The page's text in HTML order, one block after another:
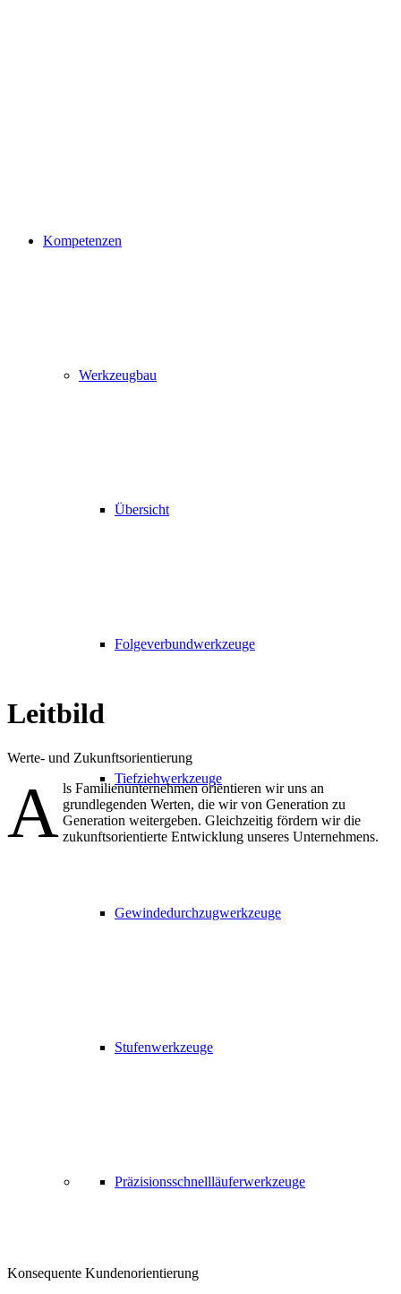
Kompetenzen
Werkzeugbau
Übersicht
Folgeverbundwerkzeuge
Tiefziehwerkzeuge
Gewindedurchzugwerkzeuge
Stufenwerkzeuge
Präzisionsschnellläuferwerkzeuge
Leitbild
Werte- und Zukunftsorientierung
A ls Familienunternehmen orientieren wir uns an
grundlegenden Werten, die wir von Generation zu
Generation weitergeben. Gleichzeitig fördern wir die
zukunftsorientierte Entwicklung unseres Unternehmens.
Konsequente Kundenorientierung